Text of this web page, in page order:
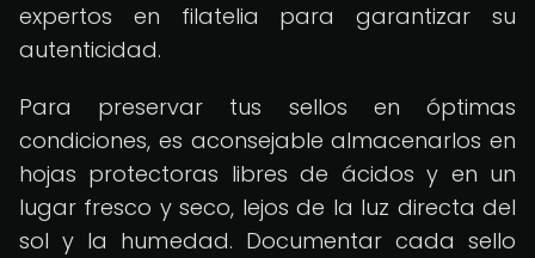
expertos en filatelia para garantizar su
autenticidad.
Para preservar tus sellos en óptimas
condiciones, es aconsejable almacenarlos en
hojas protectoras libres de ácidos y en un
lugar fresco y seco, lejos de la luz directa del
sol y la humedad. Documentar cada sello